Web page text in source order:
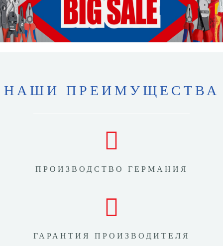
НАШИ ПРЕИМУЩЕСТВА
ПРОИЗВОДСТВО ГЕРМАНИЯ
ГАРАНТИЯ ПРОИЗВОДИТЕЛЯ